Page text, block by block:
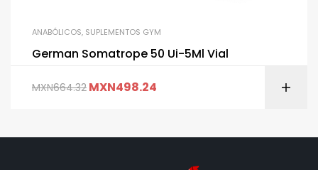
ANABÓLICOS, SUPLEMENTOS GYM
German Somatrope 50 Ui-5Ml Vial
MXN664.32 MXN498.24